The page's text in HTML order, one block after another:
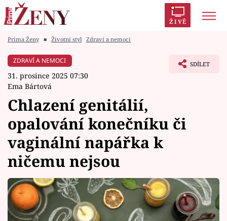
ŽIVĚ
Módní alarm
Zrádci
Témata
Celebrity
Vztahy
Seriály
Prima Ženy ■ Životní styl Zdraví a nemoci
ZDRAVÍ A NEMOCI
31. prosince 2025 07:30
Ema Bártová
SDÍLET
Chlazení genitálií,
opalování konečníku či
vaginální napářka k
ničemu nejsou